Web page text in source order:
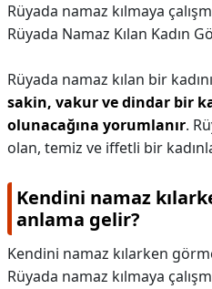
Rüyada namaz kılmaya
Rüyada Namaz Kılan Kadın
Rüyada namaz kılan bir
sakin, vakur ve dindar bir
olunacağına yorumlanır.
olan, temiz ve iffetli bir
Kendini namaz
anlama gelir?
Kendini namaz kılarken
Rüyada namaz kılmaya